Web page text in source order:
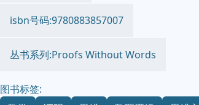
isbn号码:9780883857007
丛书系列:Proofs Without Words
图书标签: